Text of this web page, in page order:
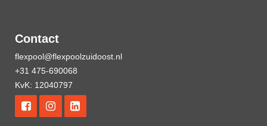
Contact
flexpool@flexpoolzuidoost.nl
+31 475-690068
KvK: 12040797